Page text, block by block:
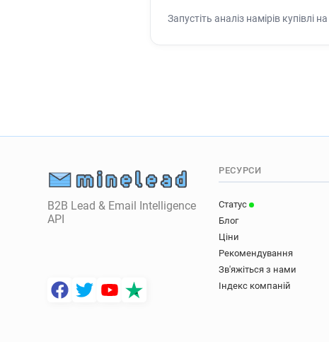
Запустіть аналіз намірів купівлі на
B2B Lead & Email Intelligence
API
РЕСУРСИ
Статус
Блог
Ціни
Рекомендування
Зв'яжіться з нами
Індекс компаній